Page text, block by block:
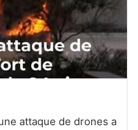
attaque de drones a